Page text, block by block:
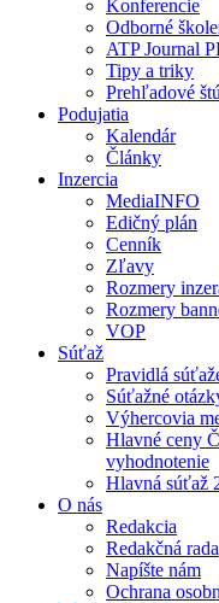
Konferencie
Odborné
ATP Journal
Tipy a triky
Prehľadové
Podujatia
Kalendár
Články
Inzercia
MediaINFO
Edičný plán
Cenník
Zľavy
Rozmery
Rozmery
VOP
Súťaž
Pravidlá
Súťažné
Výhercovia
Hlavné ceny
vyhodnotenie
Hlavná súťaž
O nás
Redakcia
Redakčná rada
Napíšte nám
Ochrana